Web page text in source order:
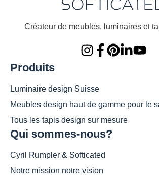
Créateur de meubles, luminaires et
Produits
Luminaire design Suisse
Meubles design haut de gamme pour le
Tous les tapis design sur mesure
Qui sommes-nous?
Cyril Rumpler & Softicated
Notre mission notre vision